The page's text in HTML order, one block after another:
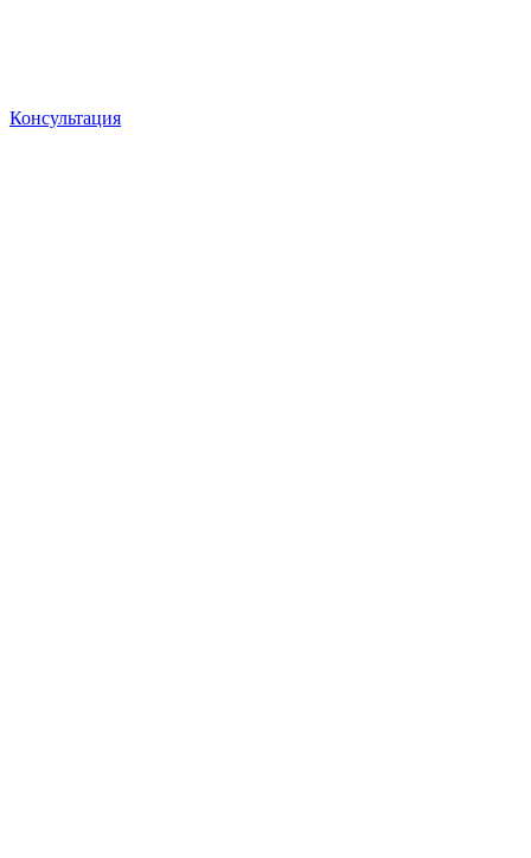
Консультация